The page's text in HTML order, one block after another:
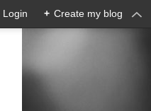
Login + Create my blog